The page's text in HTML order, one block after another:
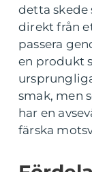
detta skede
direkt från
passera
en produkt
smak, men
har en
färska